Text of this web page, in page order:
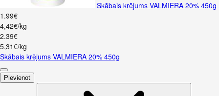
Skābais krējums VALMIERA 20% 450g
1 .99€
4,42€/kg
2.39€
5,31€/kg
Skābais krējums VALMIERA 20% 450g
Pievienot